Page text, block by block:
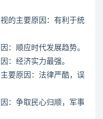
的主要原因：有利于统
：顺应时代发展趋势。
：经济实力最强。
要原因：法律严酷，误
：争取民心归顺，军事